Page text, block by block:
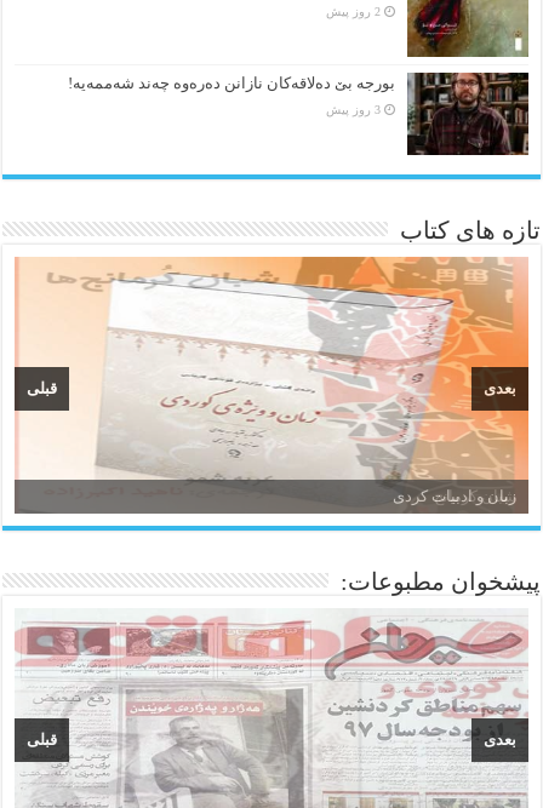
2 روز پیش
بورجە بێ دەلاقەکان نازانن دەرەوە چەند شەممەیە!
3 روز پیش
تازه های کتاب
زبان و ادبیات کردی
قبلی بعدی
پیشخوان مطبوعات:
قبلی بعدی